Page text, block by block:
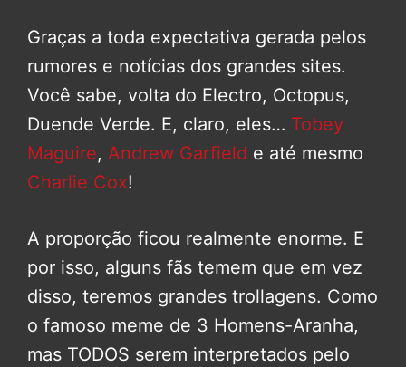
Graças a toda expectativa gerada pelos
rumores e notícias dos grandes sites.
Você sabe, volta do Electro, Octopus,
Duende Verde. E, claro, eles… Tobey
Maguire, Andrew Garfield e até mesmo
Charlie Cox!
A proporção ficou realmente enorme. E
por isso, alguns fãs temem que em vez
disso, teremos grandes trollagens. Como
o famoso meme de 3 Homens-Aranha,
mas TODOS serem interpretados pelo